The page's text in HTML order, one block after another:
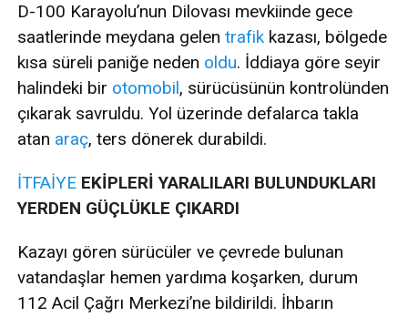
D-100 Karayolu’nun Dilovası mevkiinde gece
saatlerinde meydana gelen trafik kazası, bölgede
kısa süreli paniğe neden oldu. İddiaya göre seyir
halindeki bir otomobil, sürücüsünün kontrolünden
çıkarak savruldu. Yol üzerinde defalarca takla
atan araç, ters dönerek durabildi.
İTFAİYE EKİPLERİ YARALILARI BULUNDUKLARI
YERDEN GÜÇLÜKLE ÇIKARDI
Kazayı gören sürücüler ve çevrede bulunan
vatandaşlar hemen yardıma koşarken, durum
112 Acil Çağrı Merkezi’ne bildirildi. İhbarın